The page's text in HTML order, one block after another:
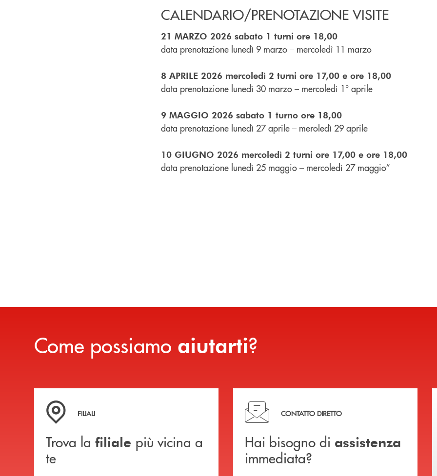
CALENDARIO/PRENOTAZIONE VISITE
21 MARZO 2026 sabato 1 turni ore 18,00
data prenotazione lunedì 9 marzo – mercoledì 11 marzo
8 APRILE 2026 mercoledì 2 turni ore 17,00 e ore 18,00
data prenotazione lunedì 30 marzo – mercoledì 1° aprile
9 MAGGIO 2026 sabato 1 turno ore 18,00
data prenotazione lunedì 27 aprile – meroledì 29 aprile
10 GIUGNO 2026 mercoledì 2 turni ore 17,00 e ore 18,00
data prenotazione lunedì 25 maggio – mercoledì 27 maggio”
Come possiamo aiutarti?
Trova la filiale più vicina a te
FILIALI
Trova la filiale più vicina a
te
Hai bisogno di assistenza immediata?
CONTATTO DIRETTO
Hai bisogno di assistenza
immediata?